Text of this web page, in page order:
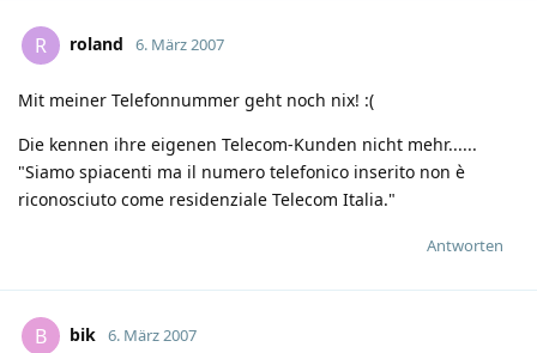
R roland 6. März 2007
Mit meiner Telefonnummer geht noch nix! :(
Die kennen ihre eigenen Telecom-Kunden nicht mehr......
"Siamo spiacenti ma il numero telefonico inserito non è
riconosciuto come residenziale Telecom Italia."
Antworten
B bik 6. März 2007